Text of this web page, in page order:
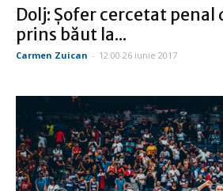
Dolj: Șofer cercetat penal
prins băut la...
Carmen Zuican - 12:00 26 iunie 2017